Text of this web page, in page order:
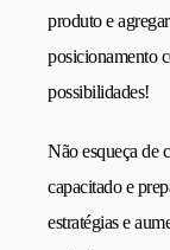
produto e
posicionamento
possibilidades!
Não esqueça de
capacitado e
estratégias e